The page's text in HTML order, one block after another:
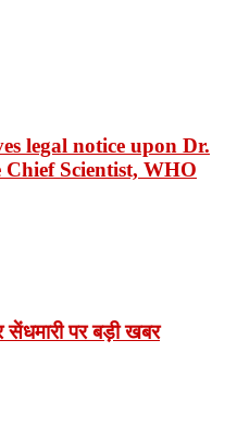
legal notice upon Dr.
Scientist, WHO
पर बड़ी खबर